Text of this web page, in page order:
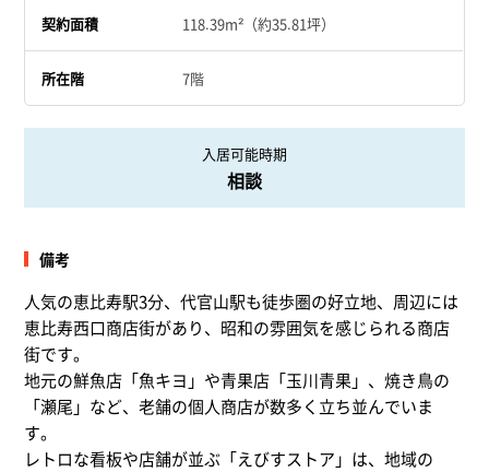
契約面積 118.39m²（約35.81坪）
所在階 7階
入居可能時期
相談
備考
人気の恵比寿駅3分、代官山駅も徒歩圏の好立地、周辺には
恵比寿西口商店街があり、昭和の雰囲気を感じられる商店
街です。
地元の鮮魚店「魚キヨ」や青果店「玉川青果」、焼き鳥の
「瀬尾」など、老舗の個人商店が数多く立ち並んでいま
す。
レトロな看板や店舗が並ぶ「えびすストア」は、地域の